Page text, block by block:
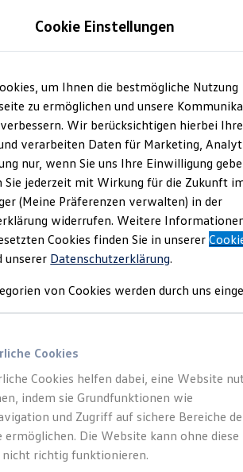
Fahrzeuge
Marktplatz
und Gebrauchtwagen
Angebote
Leasing
Gebrauchtwagen-Leasing
Leasing
Leasing
ohne Anzahlung
Der Passat.
Cookie Einstellungen
um Ihnen die bestmögliche Nutzung
zu ermöglichen und unsere
Wir berücksichtigen hierbei Ihre
verarbeiten Daten für Marketing,
nur, wenn Sie uns Ihre Einwilligung
Sie jederzeit mit Wirkung für die Zukunft
(Meine Präferenzen verwalten) in der
widerrufen. Weitere
Cookies finden Sie in unserer
unserer Datenschutzerklärung.
von Cookies werden durch uns
Cookies
Cookies helfen dabei, eine Website
indem sie Grundfunktionen wie
und Zugriff auf sichere Bereiche
ermöglichen. Die Website kann ohne diese
nicht richtig funktionieren.